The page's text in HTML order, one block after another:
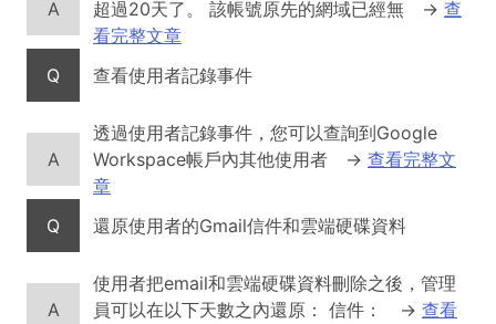
A 超過20天了。 該帳號原先的網域已經無 → 查
看完整文章
Q
查看使用者記錄事件
A
透過使用者記錄事件，您可以查詢到Google
Workspace帳戶內其他使用者
→ 查看完整文
章
Q
還原使用者的Gmail信件和雲端硬碟資料
A
使用者把email和雲端硬碟資料刪除之後，管理
員可以在以下天數之內還原： 信件：
→ 查看